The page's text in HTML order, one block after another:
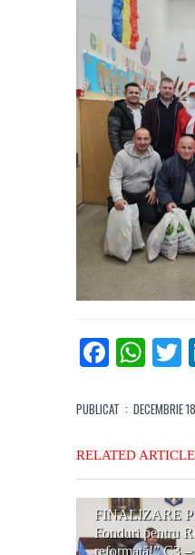
PUBLICAT : DECEMBRIE
RELATED
FINALIZARE
Fonduri pentru
reformată!” C3